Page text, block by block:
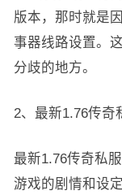
版本，那时就是
事器线路设置。
分歧的地方。
2、最新1.76传奇
最新1.76传奇私
游戏的剧情和设